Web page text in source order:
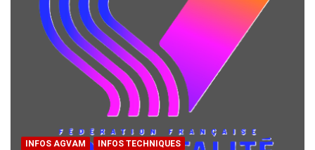
INFOS AGVAM INFOS TECHNIQUES